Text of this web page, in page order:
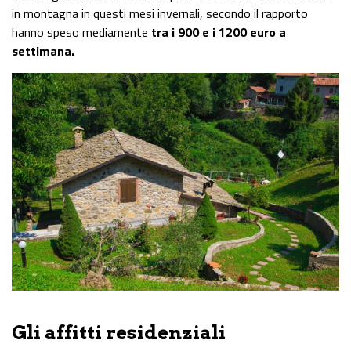
in montagna in questi mesi invernali, secondo il rapporto
hanno speso mediamente tra i 900 e i 1200 euro a
settimana.
Gli affitti residenziali